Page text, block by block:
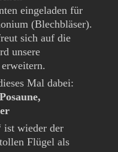
eingeladen für
(Blechbläser).
sich auf die
unsere
Mal dabei:
ist wieder der
Flügel als